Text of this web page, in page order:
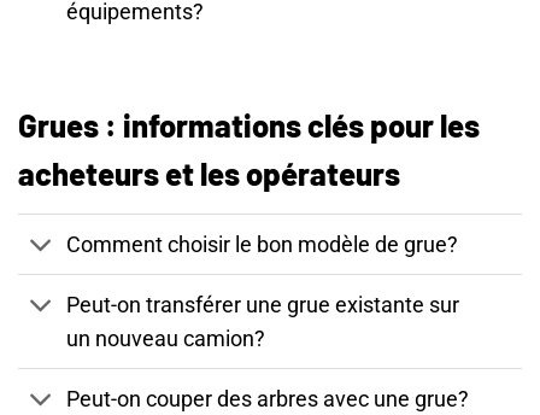
équipements?
Grues : informations clés pour les
acheteurs et les opérateurs
Comment choisir le bon modèle de grue?
Peut-on transférer une grue existante sur
un nouveau camion?
Peut-on couper des arbres avec une grue?